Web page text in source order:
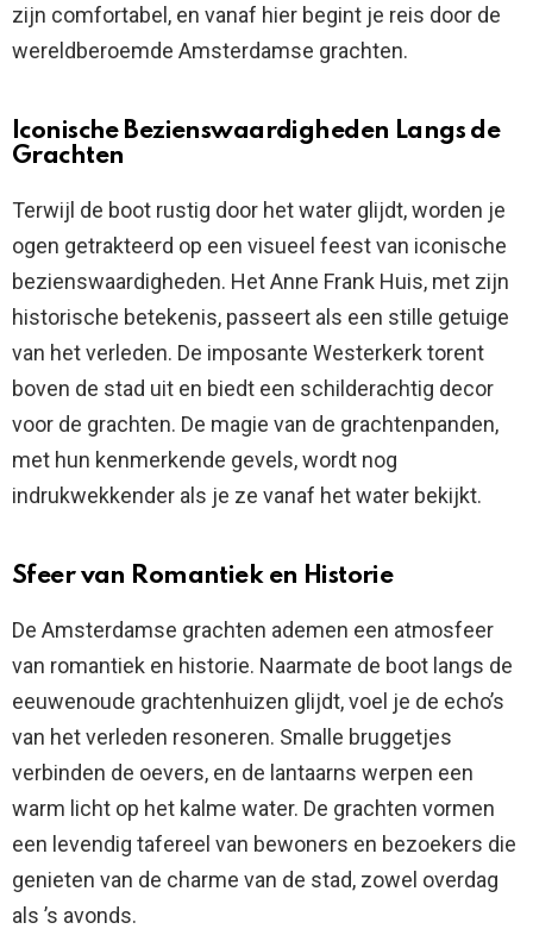
zijn comfortabel, en vanaf hier begint je reis door de
wereldberoemde Amsterdamse grachten.
Iconische Bezienswaardigheden Langs de
Grachten
Terwijl de boot rustig door het water glijdt, worden je
ogen getrakteerd op een visueel feest van iconische
bezienswaardigheden. Het Anne Frank Huis, met zijn
historische betekenis, passeert als een stille getuige
van het verleden. De imposante Westerkerk torent
boven de stad uit en biedt een schilderachtig decor
voor de grachten. De magie van de grachtenpanden,
met hun kenmerkende gevels, wordt nog
indrukwekkender als je ze vanaf het water bekijkt.
Sfeer van Romantiek en Historie
De Amsterdamse grachten ademen een atmosfeer
van romantiek en historie. Naarmate de boot langs de
eeuwenoude grachtenhuizen glijdt, voel je de echo’s
van het verleden resoneren. Smalle bruggetjes
verbinden de oevers, en de lantaarns werpen een
warm licht op het kalme water. De grachten vormen
een levendig tafereel van bewoners en bezoekers die
genieten van de charme van de stad, zowel overdag
als ’s avonds.